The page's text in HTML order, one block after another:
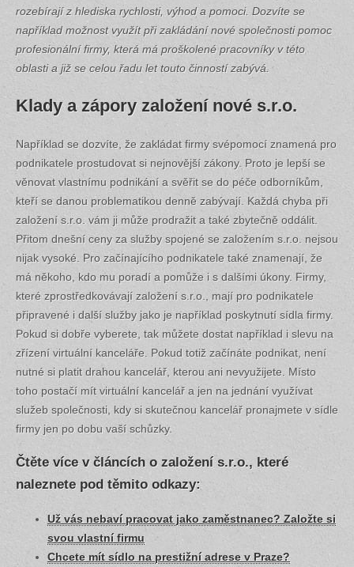
rozebírají z hlediska rychlosti, výhod a pomoci. Dozvíte se
například možnost využít při zakládání nové společnosti pomoc
profesionální firmy, která má proškolené pracovníky v této
oblasti a již se celou řadu let touto činností zabývá.
Klady a zápory založení nové s.r.o.
Například se dozvíte, že zakládat firmy svépomocí znamená pro
podnikatele prostudovat si nejnovější zákony. Proto je lepší se
věnovat vlastnímu podnikání a svěřit se do péče odborníkům,
kteří se danou problematikou denně zabývají. Každá chyba při
založení s.r.o. vám ji může prodražit a také zbytečně oddálit.
Přitom dnešní ceny za služby spojené se založením s.r.o. nejsou
nijak vysoké. Pro začínajícího podnikatele také znamenají, že
má někoho, kdo mu poradí a pomůže i s dalšími úkony. Firmy,
které zprostředkovávají založení s.r.o., mají pro podnikatele
připravené i další služby jako je například poskytnutí sídla firmy.
Pokud si dobře vyberete, tak můžete dostat například i slevu na
zřízení virtuální kanceláře. Pokud totiž začínáte podnikat, není
nutné si platit drahou kancelář, kterou ani nevyužijete. Místo
toho postačí mít virtuální kancelář a jen na jednání využívat
služeb společnosti, kdy si skutečnou kancelář pronajmete v sídle
firmy jen po dobu vaší schůzky.
Čtěte více v článcích o založení s.r.o., které
naleznete pod těmito odkazy:
Už vás nebaví pracovat jako zaměstnanec? Založte si
svou vlastní firmu
Chcete mít sídlo na prestižní adrese v Praze?